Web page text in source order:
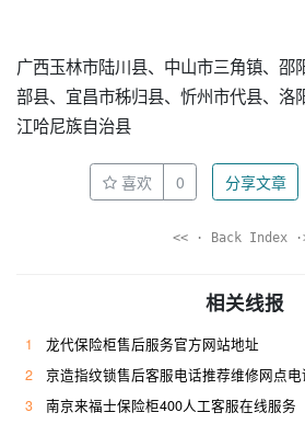
广西玉林市陆川县、中山市三角镇、邵
部县、宜昌市秭归县、忻州市代县、洛
江哈尼族自治县
喜欢 0 分享文章
<< · Back Index
相关线报
1
龙代保险柜售后服务官方网站地址
2
京造指纹锁售后客服电话推荐维修网点电
3
南京来福士保险柜400人工客服在线服务